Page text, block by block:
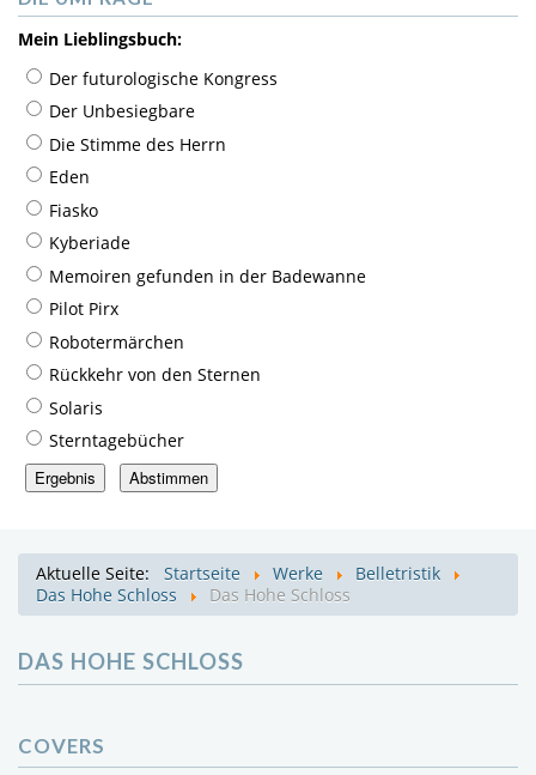
Mein Lieblingsbuch:
Der futurologische Kongress
Der Unbesiegbare
Die Stimme des Herrn
Eden
Fiasko
Kyberiade
Memoiren gefunden in der Badewanne
Pilot Pirx
Robotermärchen
Rückkehr von den Sternen
Solaris
Sterntagebücher
Aktuelle Seite: Startseite Werke
Belletristik
Das Hohe Schloss
Das Hohe Schloss
DAS HOHE SCHLOSS
COVERS